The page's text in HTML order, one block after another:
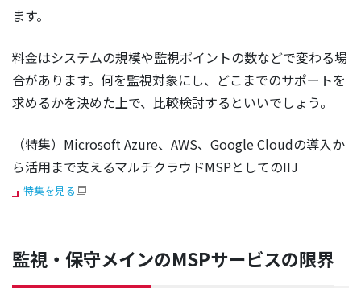
ます。
料金はシステムの規模や監視ポイントの数などで変わる場
合があります。何を監視対象にし、どこまでのサポートを
求めるかを決めた上で、比較検討するといいでしょう。
（特集）Microsoft Azure、AWS、Google Cloudの導入か
ら活用まで支えるマルチクラウドMSPとしてのIIJ
特集を見る
監視・保守メインのMSPサービスの限界